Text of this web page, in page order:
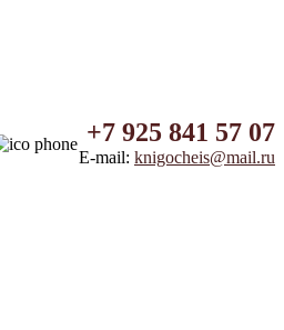
+7 925 841 57 07
E-mail: knigocheis@mail.ru